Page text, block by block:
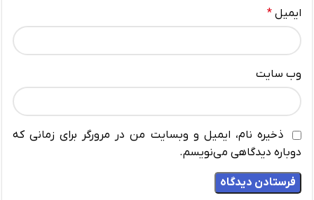
ایمیل *
وب‌ سایت
ذخیره نام، ایمیل و وبسایت من در مرورگر برای زمانی که
دوباره دیدگاهی می‌نویسم.